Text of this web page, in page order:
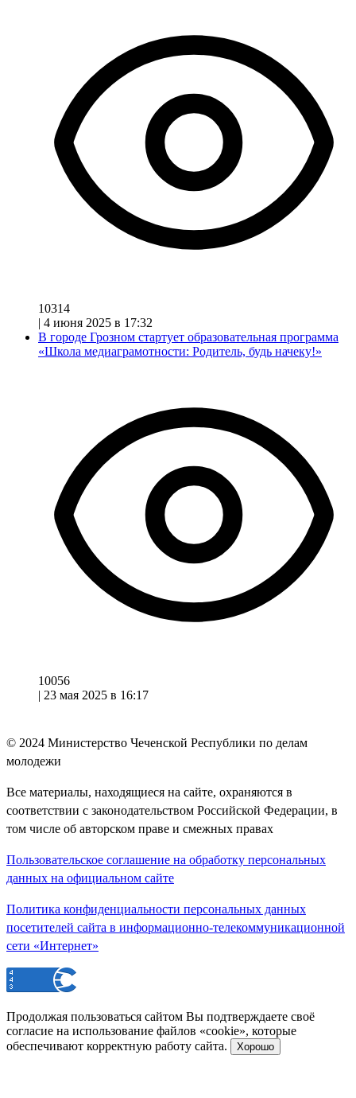
10314
| 4 июня 2025 в 17:32
В городе Грозном стартует образовательная программа
«Школа медиаграмотности: Родитель, будь начеку!»
10056
| 23 мая 2025 в 16:17
© 2024 Министерство Чеченской Республики по делам
молодежи
Все материалы, находящиеся на сайте, охраняются в
соответствии с законодательством Российской Федерации, в
том числе об авторском праве и смежных правах
Пользовательское соглашение на обработку персональных
данных на официальном сайте
Политика конфиденциальности персональных данных
посетителей сайта в информационно-телекоммуникационной
сети «Интернет»
Продолжая пользоваться сайтом Вы подтверждаете своё
согласие на использование файлов «cookie», которые
обеспечивают корректную работу сайта.
Хорошо